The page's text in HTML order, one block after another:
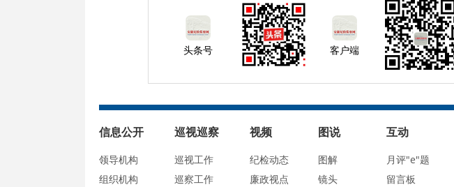
头条号 客户端
信息公开
领导机构
组织机构
巡视巡察
巡视工作
巡察工作
视频
纪检动态
廉政视点
图说
图解
镜头
互动
月评"e"题
留言板